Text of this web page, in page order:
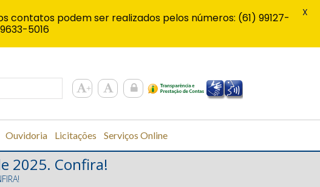
Ouvidoria Licitações Serviços Online
2025. Confira!
podem ser realizados pelos números: (61) 99127-
5016
X